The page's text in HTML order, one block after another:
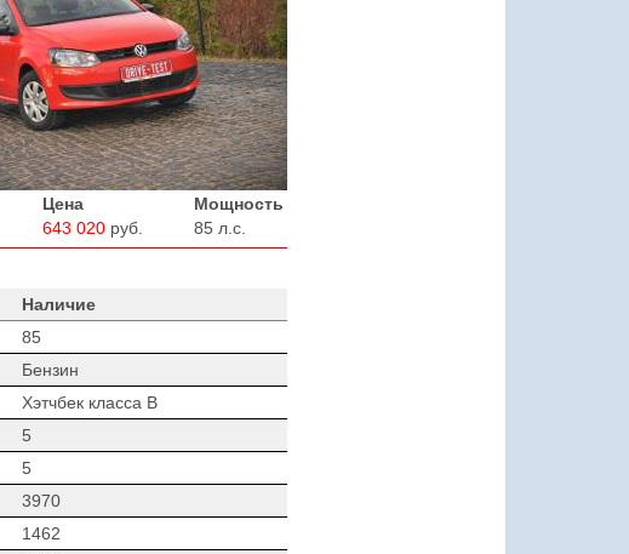
Цена
Мощность
643 020руб. 85 л.с.
Наличие
85
Бензин
Хэтчбек класса B
5
5
3970
1462